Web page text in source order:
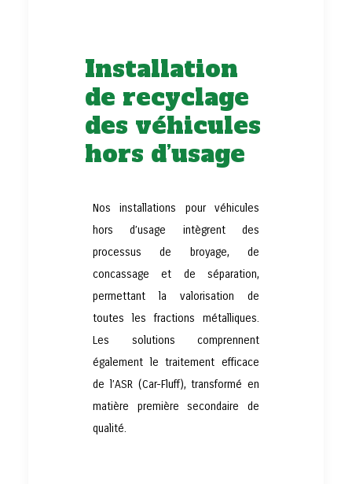
Installation
de recyclage
des véhicules
hors d’usage
Nos installations pour véhicules
hors d’usage intègrent des
processus de broyage, de
concassage et de séparation,
permettant la valorisation de
toutes les fractions métalliques.
Les solutions comprennent
également le traitement efficace
de l’ASR (Car-Fluff), transformé en
matière première secondaire de
qualité.